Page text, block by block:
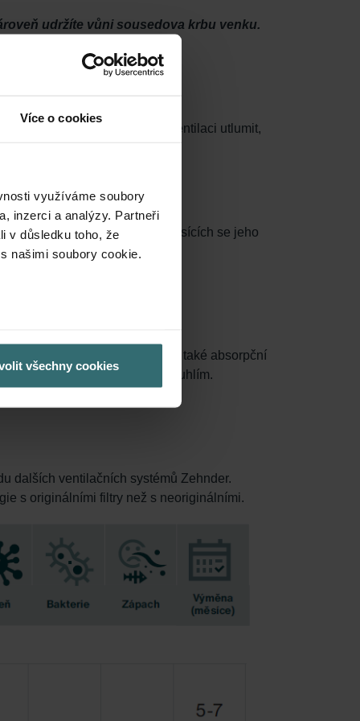
Více o cookies
využíváme soubory
inzerci a analýzy. Partneři
v důsledku toho, že
našimi soubory cookie.
všechny cookies
udržíte vůni sousedova krbu venku.
farmy? Možná vás láká ventilaci utlumit,
pachy. Po přibližně třech měsících se jeho
vzduch svěží a čistý.
velikosti < 10 µm. Součástí je také absorpční
také jako filtr s aktivním uhlím.
dalších ventilačních systémů Zehnder.
s originálními filtry než s neoriginálními.